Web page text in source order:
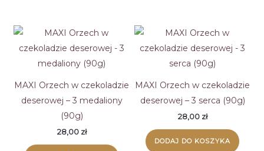
MAXI Orzech w czekoladzie
deserowej – 3 medaliony
(90g)
28,00 zł
MAXI Orzech w czekoladzie
deserowej – 3 serca (90g)
28,00 zł
DODAJ DO KOSZYKA